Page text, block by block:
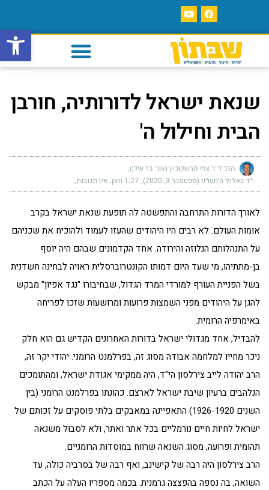
פתח
שנאת ישראל לדורותיה, חורבן
הבית וחילול ה'
הרב ד"ר צחי הרשקוביץ (אונ' בר אילן)
י״ד באלול ה׳תש״פ (ספטמבר 3, 2020) 1:27 pm אין תגובות
לאורך הדורות התרחבה והתפשטה לה תופעת שנאת ישראל בקרב
אומות העולם. לא רבים היו היהודים שהעזו לעמוד ולהוכיח את שכניהם
על התנהלותם הנלוזה והירודה. אחד הקדמונים שבהם היה יוסף
בן-מתתיהו, מי שעד היום דמותו הקונטרוברסלית ראויה לבחינה חשדנית
בשל הפניית העורף למורדי המרד הגדול, שבחיבורו "נגד אפיון" מבקש
להגן על היהודים מפני השמצות פרועות ומרושעות שזכו לפריחה
באימרפיה הרומית.
להבדיל, אחד מגדולי ישראל בדורות האחרונים הקדיש גם הוא חלק
ניכר מחייו למלחמה אבודה מסוג זה, בפרלמנט הרומני. יהודי יקר זה,
הרב יהודה לייב צירלסון הי"ד, היה ממקימי אגודת ישראל, ומהתומכים
הנלהבים ברעיון שיבת ישראל לארצם. כהונתו בפרלמנט הרומני (בין
השנים 1926-1920) התאפיינה במאבקים בלתי פוסקים על זכותם של
ישראל לחיות חיים נורמליים בכל אתר ואתר, ולא לסבול משנאה
תהומית ופרועה, מסוג השנאה שרווח במוסדות הרומניים.
הרב צירלסון היה רבה של קישינב, ואף רבה של בסרביה כולה, עד
השואה, בה נספה בהפצצה גרמנית. בכמה מספריו העלה על הכתב